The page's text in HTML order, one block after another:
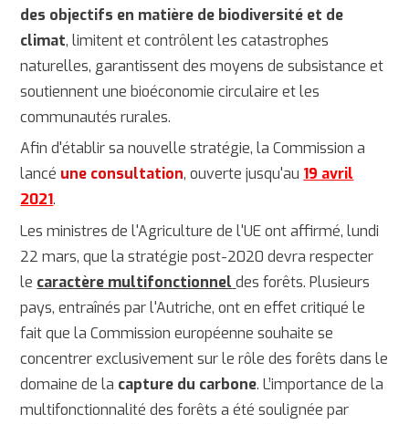
des objectifs en matière de biodiversité et de
climat, limitent et contrôlent les catastrophes
naturelles, garantissent des moyens de subsistance et
soutiennent une bioéconomie circulaire et les
communautés rurales.
Afin d'établir sa nouvelle stratégie, la Commission a
lancé une consultation, ouverte jusqu'au 19 avril
2021.
Les ministres de l'Agriculture de l'UE ont affirmé, lundi
22 mars, que la stratégie post-2020 devra respecter
le caractère multifonctionnel des forêts. Plusieurs
pays, entraînés par l'Autriche, ont en effet critiqué le
fait que la Commission européenne souhaite se
concentrer exclusivement sur le rôle des forêts dans le
domaine de la capture du carbone. L’importance de la
multifonctionnalité des forêts a été soulignée par